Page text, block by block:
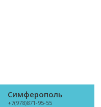
Симферополь
+7(978)871-95-55